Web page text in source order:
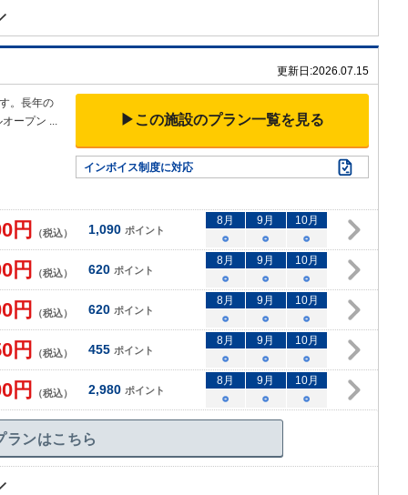
更新日:2026.07.15
。長年の
ープン ... ▶この施設のプラン一覧を見る
インボイス制度に対応
円 （税込） 1,090 ポイント
8月 9月 10月
○
○ ○
円 （税込） 620 ポイント
8月 9月 10月
○
○ ○
円 （税込） 620 ポイント
8月 9月 10月
○
○ ○
円 （税込） 455 ポイント
8月 9月 10月
○
○ ○
円 （税込） 2,980 ポイント
8月 9月 10月
○
○ ○
ランはこちら